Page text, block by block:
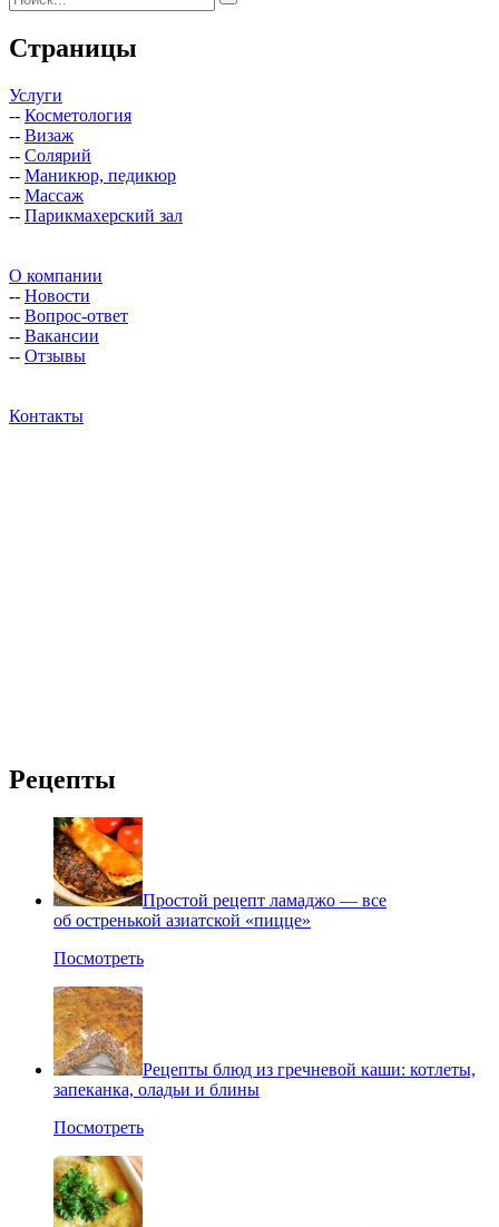
Страницы
Услуги
-- Косметология
-- Визаж
-- Солярий
-- Маникюр, педикюр
-- Массаж
-- Парикмахерский зал
О компании
-- Новости
-- Вопрос-ответ
-- Вакансии
-- Отзывы
Контакты
Рецепты
Простой рецепт ламаджо — все
об остренькой азиатской «пицце»
Посмотреть
Рецепты блюд из гречневой каши: котлеты,
запеканка, оладьи и блины
Посмотреть